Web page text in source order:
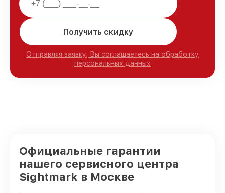
Получить скидку
Отправляя заявку, Вы соглашаетесь на обработку
персональных данных
Официальные гарантии
нашего сервисного центра
Sightmark в Москве